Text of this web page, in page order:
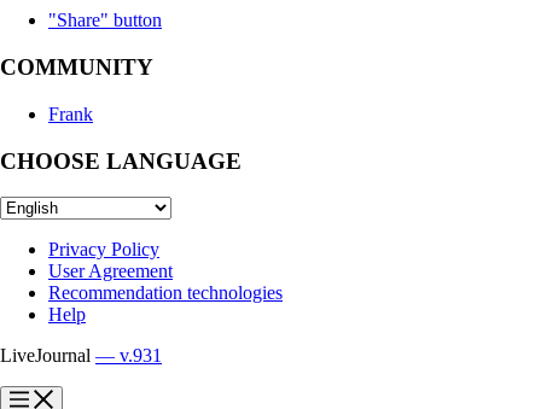
"Share" button
COMMUNITY
Frank
CHOOSE LANGUAGE
Privacy Policy
User Agreement
Recommendation technologies
Help
LiveJournal — v.931
?
?